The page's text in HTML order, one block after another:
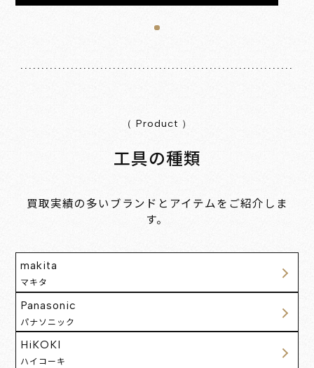
（ Product ）
工具の種類
買取実績の多いブランドとアイテムをご紹介しま
す。
makita
マキタ
Panasonic
パナソニック
HiKOKI
ハイコーキ